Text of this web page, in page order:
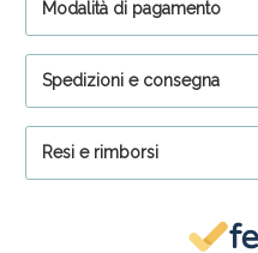
Modalità di pagamento
Spedizioni e consegna
Resi e rimborsi